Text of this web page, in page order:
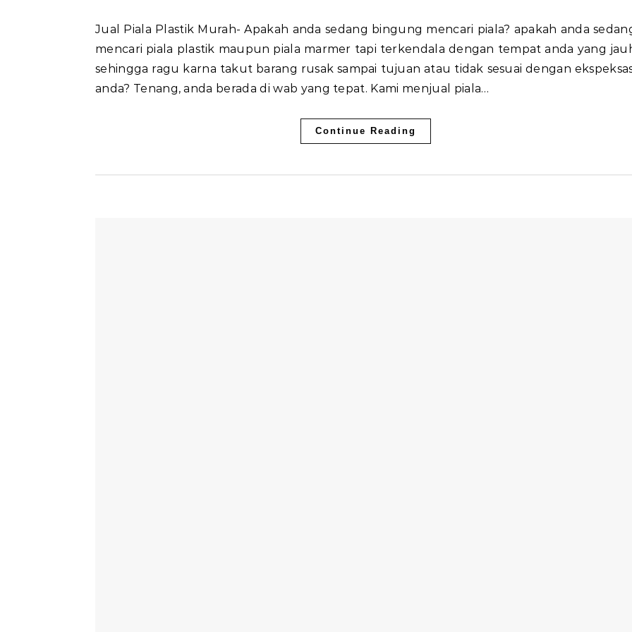
Jual Piala Plastik Murah- Apakah anda sedang bingung mencari piala? apakah anda sedang
mencari piala plastik maupun piala marmer tapi terkendala dengan tempat anda yang
sehingga ragu karna takut barang rusak sampai tujuan atau tidak sesuai dengan
anda? Tenang, anda berada di wab yang tepat. Kami menjual piala…
Continue Reading